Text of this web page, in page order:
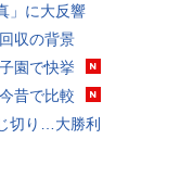
」に大反響
収の背景
園で快挙
昔で比較
切り…大勝利